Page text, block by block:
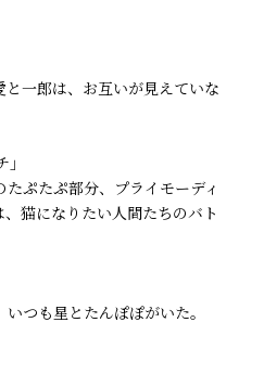
一郎は、お互いが見えていな
ぷたぷ部分、プライモーディ
猫になりたい人間たちのバト
つも星とたんぽぽがいた。